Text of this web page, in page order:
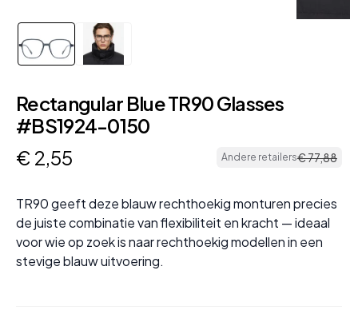
Rectangular Blue TR90 Glasses
#BS1924-0150
€ 2,55 Andere retailers€77,88
TR90 geeft deze blauw rechthoekig monturen precies
de juiste combinatie van flexibiliteit en kracht — ideaal
voor wie op zoek is naar rechthoekig modellen in een
stevige blauw uitvoering.